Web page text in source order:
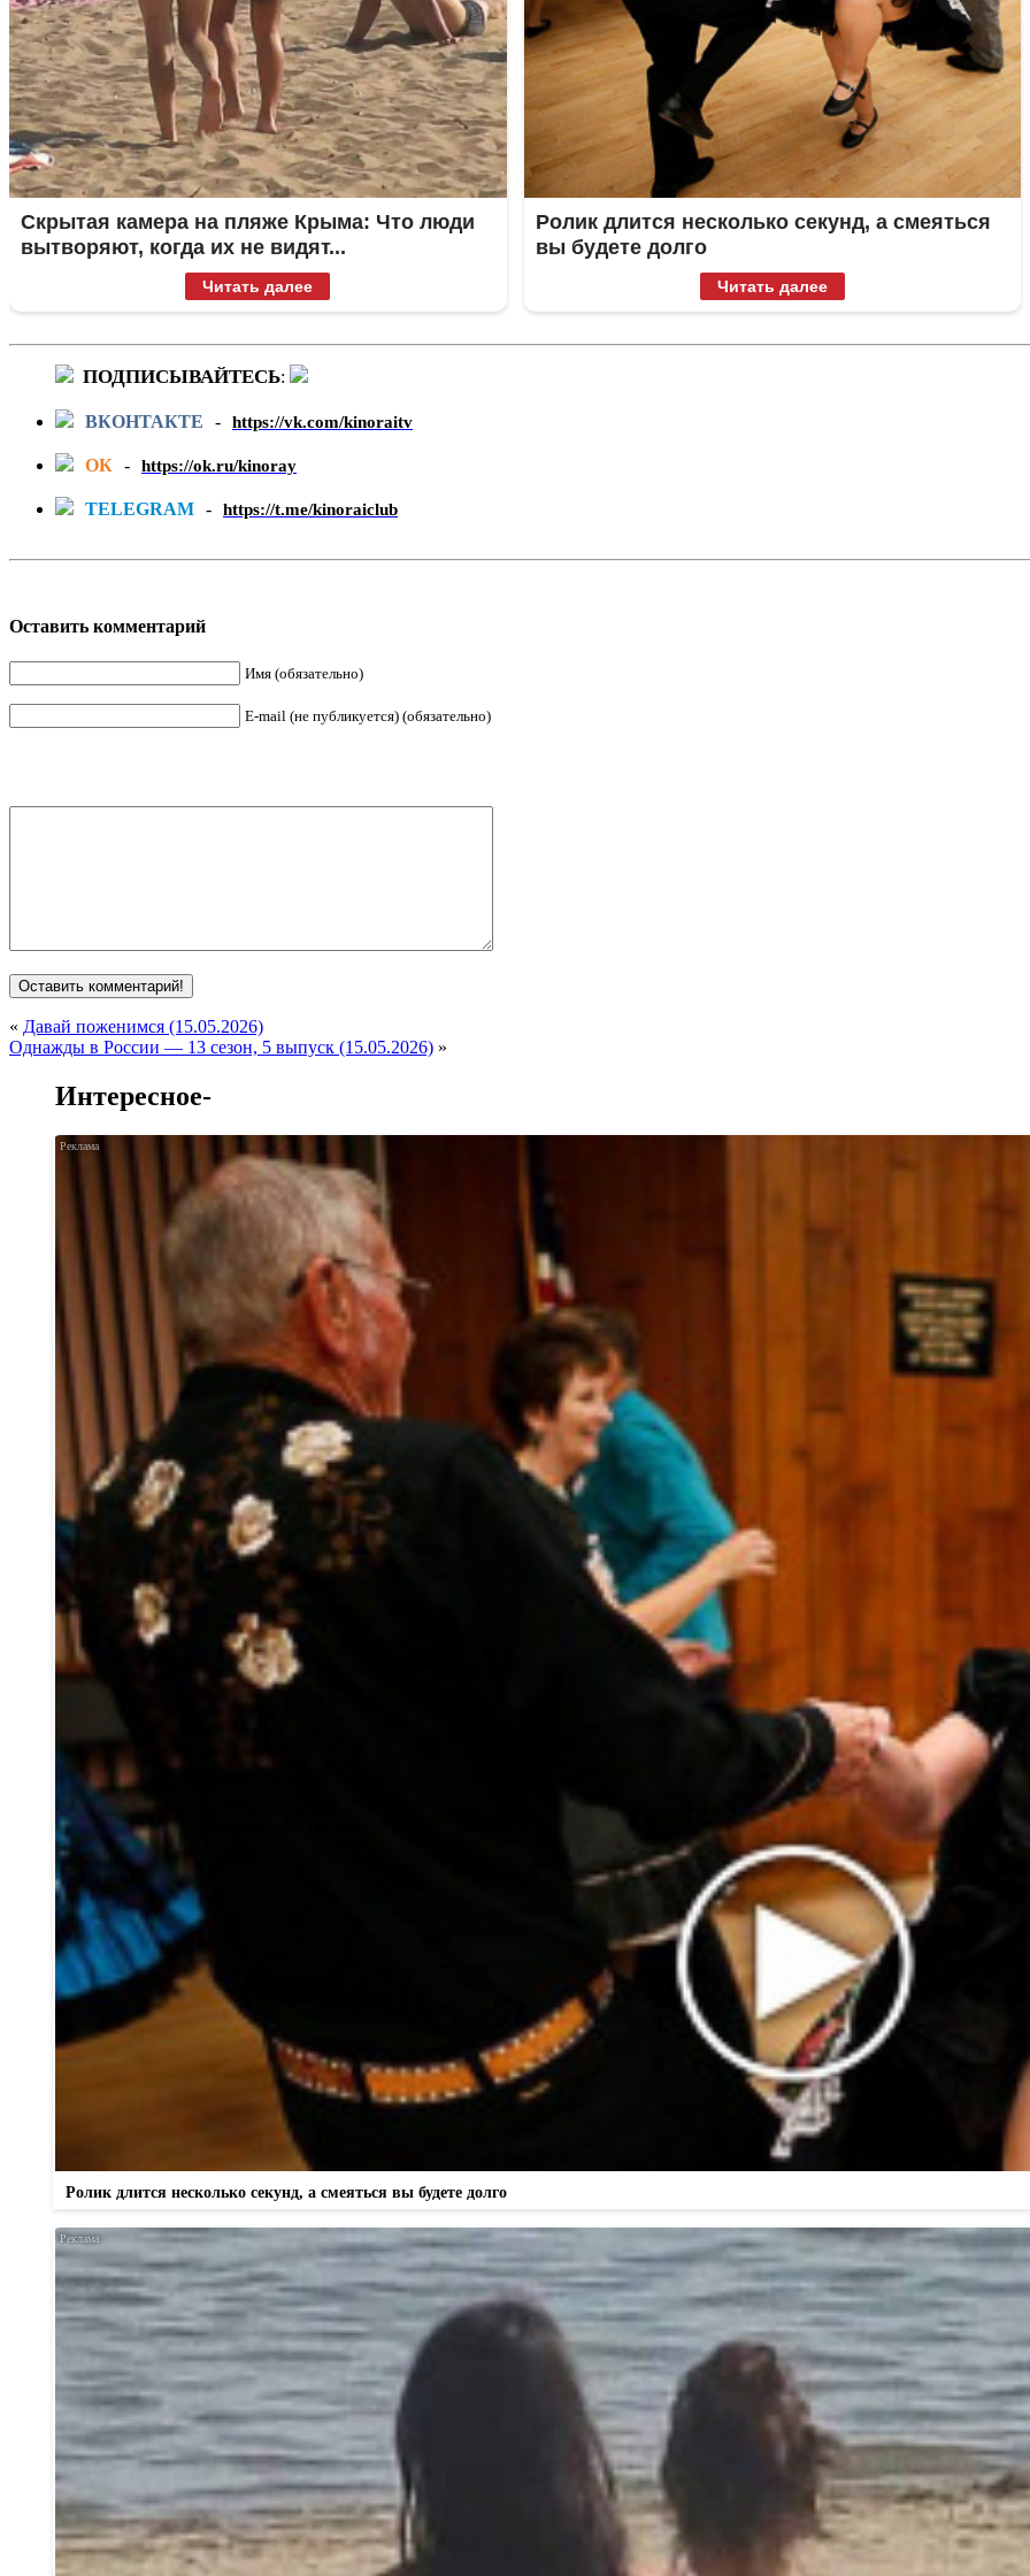
Скрытая камера на пляже Крыма: Что люди
вытворяют, когда их не видят...
Читать далее
Ролик длится несколько секунд, а смеяться
вы будете долго
Читать далее
ПОДПИСЫВАЙТЕСЬ:
ВКОНТАКТЕ - https://vk.com/kinoraitv
ОК - https://ok.ru/kinoray
TELEGRAM - https://t.me/kinoraiclub
Оставить комментарий
Имя (обязательно)
E-mail (не публикуется) (обязательно)
« Давай поженимся (15.05.2026)
Однажды в России — 13 сезон, 5 выпуск (15.05.2026) »
Интересное-
Ролик длится несколько секунд, а смеяться вы будете долго